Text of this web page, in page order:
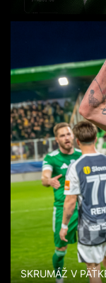
SKRUMÁŽ V